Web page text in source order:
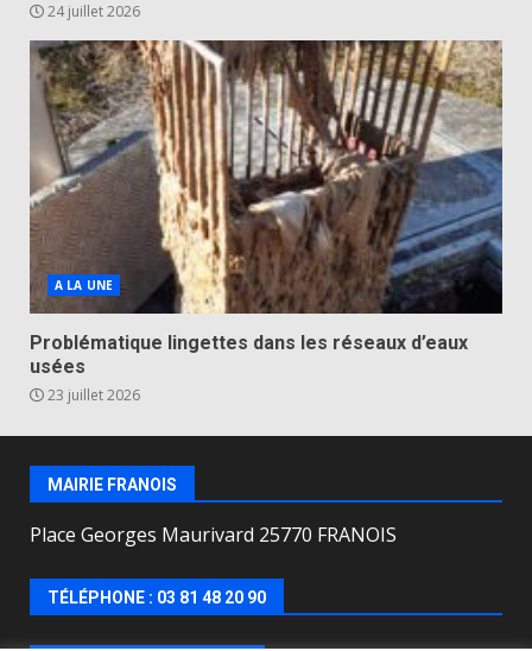
24 juillet 2026
A LA UNE
Problématique lingettes dans les réseaux d’eaux
usées
23 juillet 2026
MAIRIE FRANOIS
Place Georges Maurivard 25770 FRANOIS
TÉLÉPHONE : 03 81 48 20 90